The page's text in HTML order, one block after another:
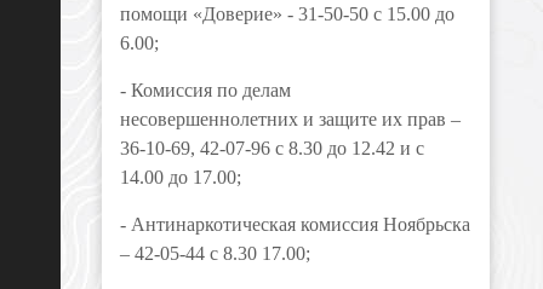
помощи «Доверие» - 31-50-50 с 15.00 до
6.00;
- Комиссия по делам
несовершеннолетних и защите их прав –
36-10-69, 42-07-96 с 8.30 до 12.42 и с
14.00 до 17.00;
- Антинаркотическая комиссия Ноябрьска
– 42-05-44 с 8.30 17.00;